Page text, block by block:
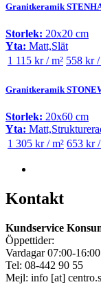
Granitkeramik
Storlek: 20x20 cm
Yta: Matt,Slät
1 115 kr / m² 558 kr /
Granitkeramik
Storlek: 20x60 cm
Yta:
1 305 kr / m² 653 kr /
Kontakt
Kundservice
Öppettider:
Vardagar 07:00-16:00
Tel: 08-442 90 55
Mejl: info [at]